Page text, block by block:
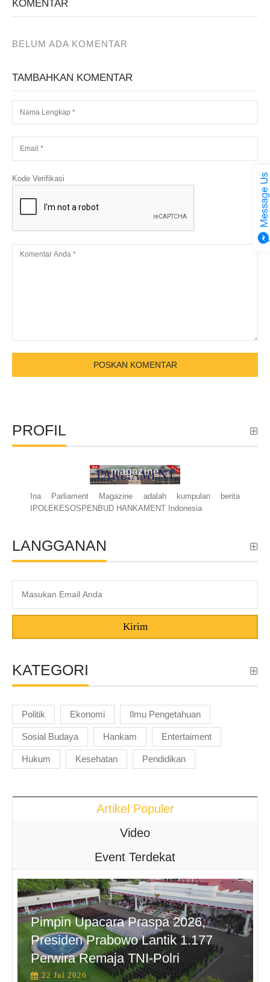
KOMENTAR
BELUM ADA KOMENTAR
TAMBAHKAN KOMENTAR
Kode Verifikasi
PROFIL
magazine
Ina Parliament Magazine adalah kumpulan berita
IPOLEKESOSPENBUD HANKAMENT Indonesia
LANGGANAN
Kirim
KATEGORI
Politik Ekonomi Ilmu Pengetahuan
Sosial Budaya Hankam Entertaiment
Hukum Kesehatan Pendidikan
Artikel Populer
Video
Event Terdekat
Pimpin Upacara Praspa 2026,
Presiden Prabowo Lantik 1.177
Perwira Remaja TNI-Polri
22 Jul 2026